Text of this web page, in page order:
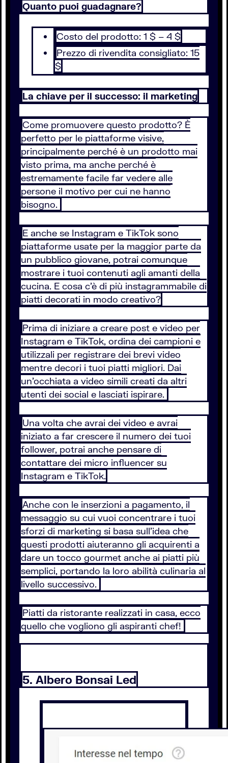
Quanto puoi guadagnare?
Costo del prodotto: 1 $ – 4 $
Prezzo di rivendita consigliato: 15
$
La chiave per il successo: il marketing
Come promuovere questo prodotto? È
perfetto per le piattaforme visive,
principalmente perché è un prodotto mai
visto prima, ma anche perché è
estremamente facile far vedere alle
persone il motivo per cui ne hanno
bisogno.
E anche se Instagram e TikTok sono
piattaforme usate per la maggior parte da
un pubblico giovane, potrai comunque
mostrare i tuoi contenuti agli amanti della
cucina. E cosa c’è di più instagrammabile di
piatti decorati in modo creativo?
Prima di iniziare a creare post e video per
Instagram e TikTok, ordina dei campioni e
utilizzali per registrare dei brevi video
mentre decori i tuoi piatti migliori. Dai
un’occhiata a video simili creati da altri
utenti dei social e lasciati ispirare.
Una volta che avrai dei video e avrai
iniziato a far crescere il numero dei tuoi
follower, potrai anche pensare di
contattare dei micro influencer su
Instagram e TikTok.
Anche con le inserzioni a pagamento, il
messaggio su cui vuoi concentrare i tuoi
sforzi di marketing si basa sull’idea che
questi prodotti aiuteranno gli acquirenti a
dare un tocco gourmet anche ai piatti più
semplici, portando la loro abilità culinaria al
livello successivo.
Piatti da ristorante realizzati in casa, ecco
quello che vogliono gli aspiranti chef!
5. Albero Bonsai Led